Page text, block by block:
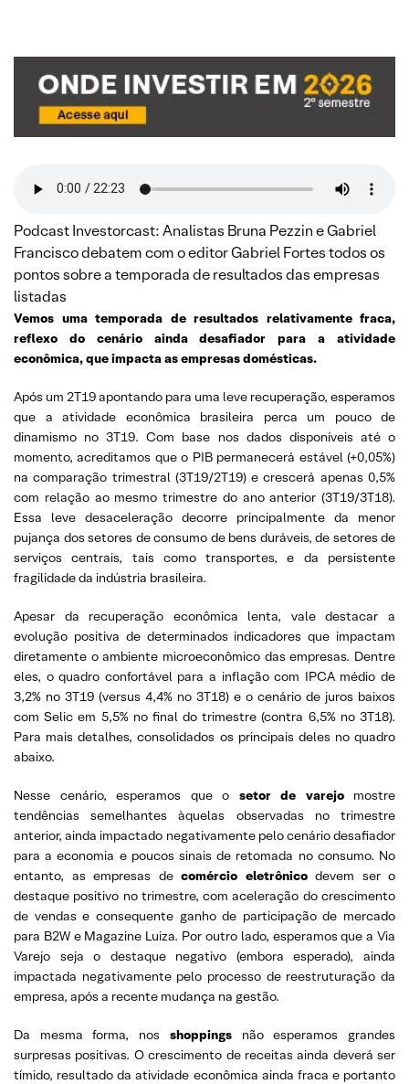
Podcast Investorcast: Analistas Bruna Pezzin e Gabriel
Francisco debatem com o editor Gabriel Fortes todos os
pontos sobre a temporada de resultados das empresas
listadas
Vemos uma temporada de resultados relativamente fraca,
reflexo do cenário ainda desafiador para a atividade
econômica, que impacta as empresas domésticas.
Após um 2T19 apontando para uma leve recuperação, esperamos
que a atividade econômica brasileira perca um pouco de
dinamismo no 3T19. Com base nos dados disponíveis até o
momento, acreditamos que o PIB permanecerá estável (+0,05%)
na comparação trimestral (3T19/2T19) e crescerá apenas 0,5%
com relação ao mesmo trimestre do ano anterior (3T19/3T18).
Essa leve desaceleração decorre principalmente da menor
pujança dos setores de consumo de bens duráveis, de setores de
serviços centrais, tais como transportes, e da persistente
fragilidade da indústria brasileira.
Apesar da recuperação econômica lenta, vale destacar a
evolução positiva de determinados indicadores que impactam
diretamente o ambiente microeconômico das empresas. Dentre
eles, o quadro confortável para a inflação com IPCA médio de
3,2% no 3T19 (versus 4,4% no 3T18) e o cenário de juros baixos
com Selic em 5,5% no final do trimestre (contra 6,5% no 3T18).
Para mais detalhes, consolidados os principais deles no quadro
abaixo.
Nesse cenário, esperamos que o setor de varejomostre
tendências semelhantes àquelas observadas no trimestre
anterior, ainda impactado negativamente pelo cenário desafiador
para a economia e poucos sinais de retomada no consumo. No
entanto, as empresas de comércio eletrônicodevem ser o
destaque positivo no trimestre, com aceleração do crescimento
de vendas e consequente ganho de participação de mercado
para B2W e Magazine Luiza. Por outro lado, esperamos que a Via
Varejo seja o destaque negativo (embora esperado), ainda
impactada negativamente pelo processo de reestruturação da
empresa, após a recente mudança na gestão.
Da mesma forma, nos shoppingsnão esperamos grandes
surpresas positivas. O crescimento de receitas ainda deverá ser
tímido, resultado da atividade econômica ainda fraca e portanto